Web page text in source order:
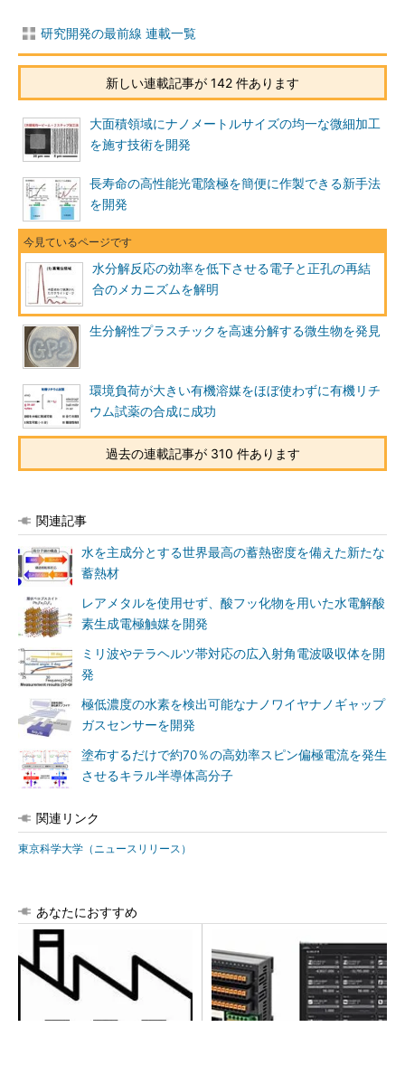
研究開発の最前線 連載一覧
新しい連載記事が 142 件あります
大面積領域にナノメートルサイズの均一な微細加工
を施す技術を開発
長寿命の高性能光電陰極を簡便に作製できる新手法
を開発
水分解反応の効率を低下させる電子と正孔の再結
合のメカニズムを解明
生分解性プラスチックを高速分解する微生物を発見
環境負荷が大きい有機溶媒をほぼ使わずに有機リチ
ウム試薬の合成に成功
過去の連載記事が 310 件あります
関連記事
水を主成分とする世界最高の蓄熱密度を備えた新たな
蓄熱材
レアメタルを使用せず、酸フッ化物を用いた水電解酸
素生成電極触媒を開発
ミリ波やテラヘルツ帯対応の広入射角電波吸収体を開
発
極低濃度の水素を検出可能なナノワイヤナノギャップ
ガスセンサーを開発
塗布するだけで約70％の高効率スピン偏極電流を発生
させるキラル半導体高分子
関連リンク
東京科学大学（ニュースリリース）
あなたにおすすめ